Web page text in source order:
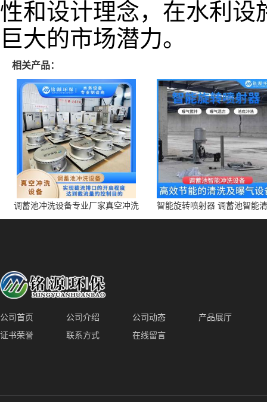
性和设计理念，在水利设
巨大的市场潜力。
相关产品：
调蓄池冲洗设备专业厂家真空冲洗
装置厂家青岛铭源环保减少堵塞设
智能旋转喷射器 调蓄池智能
点对点面对面旋转清洗
公司首页 公司介绍 公司动态
产品展厅
证书荣誉
联系方式 在线留言